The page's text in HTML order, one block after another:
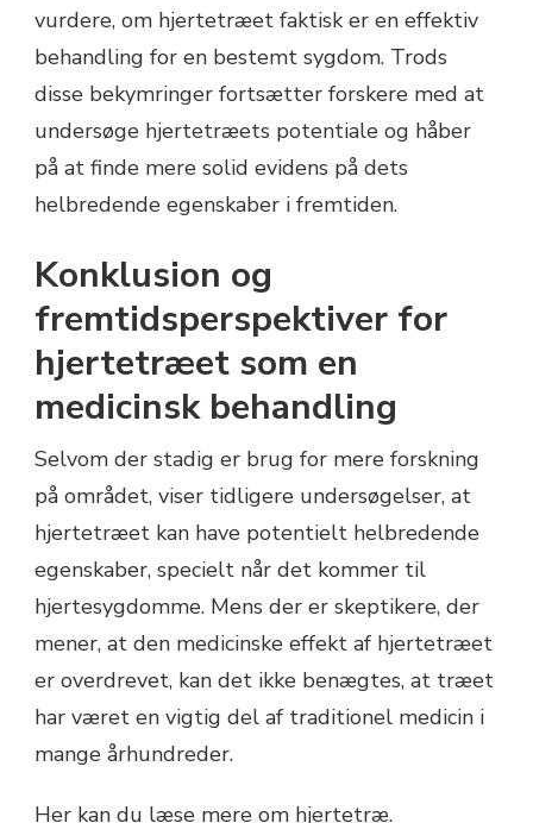
vurdere, om hjertetræet faktisk er en effektiv
behandling for en bestemt sygdom. Trods
disse bekymringer fortsætter forskere med at
undersøge hjertetræets potentiale og håber
på at finde mere solid evidens på dets
helbredende egenskaber i fremtiden.
Konklusion og
fremtidsperspektiver for
hjertetræet som en
medicinsk behandling
Selvom der stadig er brug for mere forskning
på området, viser tidligere undersøgelser, at
hjertetræet kan have potentielt helbredende
egenskaber, specielt når det kommer til
hjertesygdomme. Mens der er skeptikere, der
mener, at den medicinske effekt af hjertetræet
er overdrevet, kan det ikke benægtes, at træet
har været en vigtig del af traditionel medicin i
mange århundreder.
Her kan du læse mere om hjertetræ.